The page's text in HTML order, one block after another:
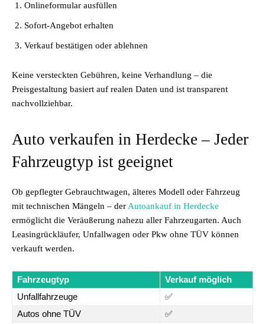
Onlineformular ausfüllen
Sofort-Angebot erhalten
Verkauf bestätigen oder ablehnen
Keine versteckten Gebühren, keine Verhandlung – die
Preisgestaltung basiert auf realen Daten und ist transparent
nachvollziehbar.
Auto verkaufen in Herdecke – Jeder
Fahrzeugtyp ist geeignet
Ob gepflegter Gebrauchtwagen, älteres Modell oder Fahrzeug
mit technischen Mängeln – der Autoankauf in Herdecke
ermöglicht die Veräußerung nahezu aller Fahrzeugarten. Auch
Leasingrückläufer, Unfallwagen oder Pkw ohne TÜV können
verkauft werden.
Fahrzeugtyp
Verkauf möglich
Unfallfahrzeuge
✅
Autos ohne TÜV
✅